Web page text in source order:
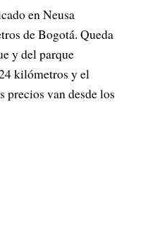
en Neusa
de Bogotá. Queda
y del parque
kilómetros y el
precios van desde los